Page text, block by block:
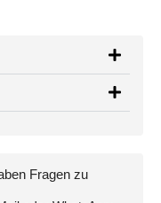
Fragen zu